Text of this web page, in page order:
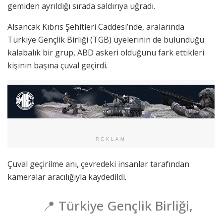
gemiden ayrıldığı sırada saldırıya uğradı.
Alsancak Kıbrıs Şehitleri Caddesi’nde, aralarında
Türkiye Gençlik Birliği (TGB) üyelerinin de bulunduğu
kalabalık bir grup, ABD askeri olduğunu fark ettikleri
kişinin başına çuval geçirdi.
REKLAM
Çuval geçirilme anı, çevredeki insanlar tarafından
kameralar aracılığıyla kaydedildi.
📍 Türkiye Gençlik Birliği,